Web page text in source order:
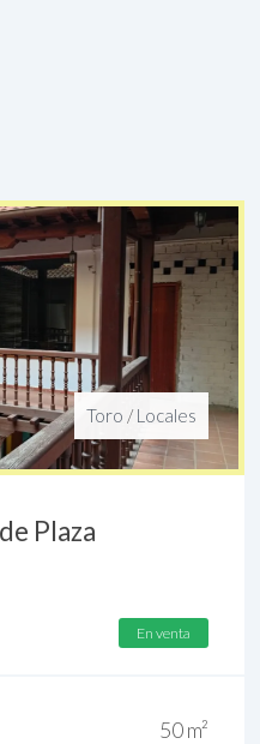
Toro /Locales
Plaza
En venta
50 m²